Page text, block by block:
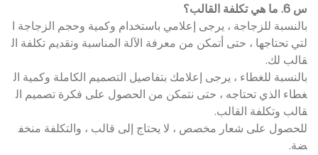
س 6. ما هي تكلفة القالب؟
بالنسبة للزجاجة ، يرجى إعلامي باستخدام وكمية وحجم الزجاجة ا
لتي تحتاجها ، حتى أتمكن من معرفة الآلة المناسبة وتقديم تكلفة ال
قالب لك.
بالنسبة للغطاء ، يرجى إعلامك بتفاصيل التصميم الكاملة وكمية ال
غطاء الذي تحتاجه ، حتى نتمكن من الحصول على فكرة تصميم ال
قالب وتكلفة القالب.
للحصول على شعار مخصص ، لا يحتاج إلى قالب ، والتكلفة منخف
ضة.